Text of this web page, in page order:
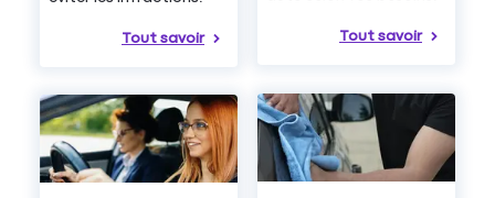
Tout savoir Tout savoir